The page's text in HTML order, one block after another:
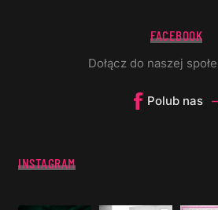
FACEBOOK
Dołącz do naszej
Polub nas
INSTAGRAM